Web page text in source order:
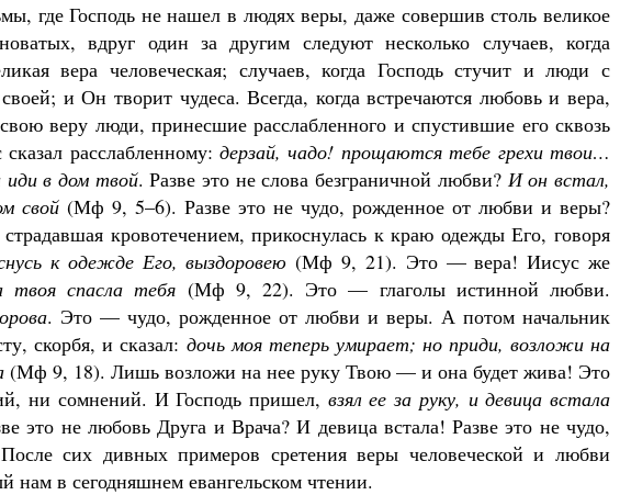
где Господь не нашел в людях веры, даже совершив столь великое
вдруг один за другим следуют несколько случаев, когда
вера человеческая; случаев, когда Господь стучит и люди с
и Он творит чудеса. Всегда, когда встречаются любовь и вера,
веру люди, принесшие расслабленного и спустившие его сквозь
расслабленному:дерзай, чадо! прощаются тебе грехи твои…
иди в дом твой. Разве это не слова безграничной любви? И он встал,
свой (Мф 9, 5–6). Разве это не чудо, рожденное от любви и веры?
кровотечением, прикоснулась к краю одежды Его, говоря
к одежде Его, выздоровею (Мф 9, 21). Это — вера! Иисус же
твоя спасла тебя (Мф 9, 22). Это — глаголы истинной любви.
. Это — чудо, рожденное от любви и веры. А потом начальник
скорбя, и сказал: дочь моя теперь умирает; но приди, возложи на
(Мф 9, 18). Лишь возложи на нее руку Твою — и она будет жива! Это
ни сомнений. И Господь пришел, взял ее за руку, и девица встала
это не любовь Друга и Врача? И девица встала! Разве это не чудо,
сих дивных примеров сретения веры человеческой и любви
в сегодняшнем евангельском чтении.